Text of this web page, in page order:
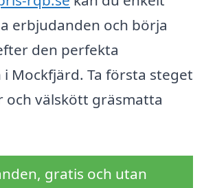
erbjudanden och börja
den perfekta
Mockfjärd. Ta första steget
och välskött gräsmatta
gratis och utan